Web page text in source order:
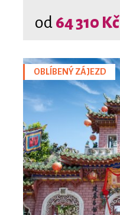
od 64 310 Kč
OBLÍBENÝ ZÁJEZD